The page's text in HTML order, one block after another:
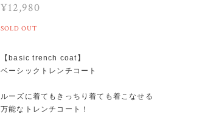
¥12,980
SOLD OUT
【basic trench coat】
ベーシックトレンチコート
ルーズに着てもきっちり着ても着こなせる
万能なトレンチコート！